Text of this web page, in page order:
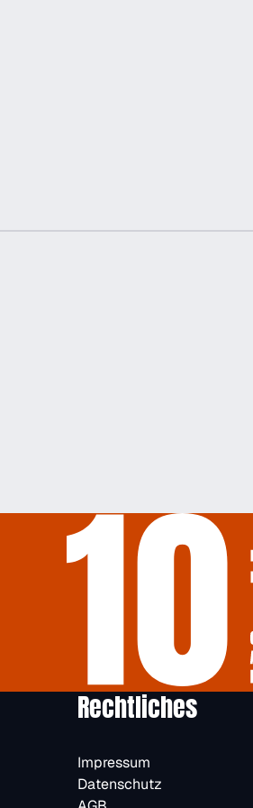
Rechtliches
Impressum
Datenschutz